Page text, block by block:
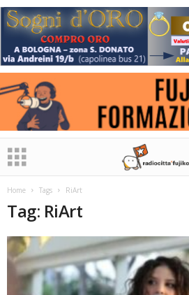
Home Tags RiArt
Tag: RiArt